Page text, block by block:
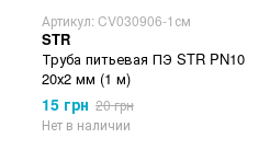
Артикул: CV030906-1см
STR
Труба питьевая ПЭ STR PN10
20х2 мм (1 м)
15 грн 20 грн
Нет в наличии